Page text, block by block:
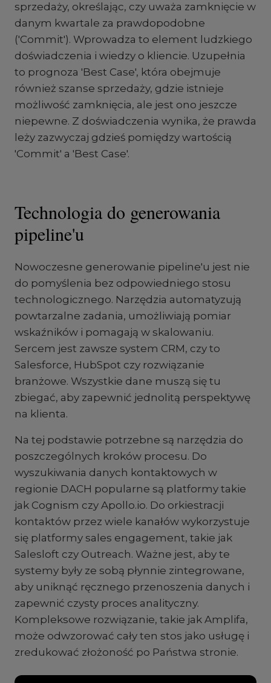
sprzedaży, określając, czy uważa zamknięcie w
danym kwartale za prawdopodobne
('Commit'). Wprowadza to element ludzkiego
doświadczenia i wiedzy o kliencie. Uzupełnia
to prognoza 'Best Case', która obejmuje
również szanse sprzedaży, gdzie istnieje
możliwość zamknięcia, ale jest ono jeszcze
niepewne. Z doświadczenia wynika, że prawda
leży zazwyczaj gdzieś pomiędzy wartością
'Commit' a 'Best Case'.
Technologia do generowania
pipeline'u
Nowoczesne generowanie pipeline'u jest nie
do pomyślenia bez odpowiedniego stosu
technologicznego. Narzędzia automatyzują
powtarzalne zadania, umożliwiają pomiar
wskaźników i pomagają w skalowaniu.
Sercem jest zawsze system CRM, czy to
Salesforce, HubSpot czy rozwiązanie
branżowe. Wszystkie dane muszą się tu
zbiegać, aby zapewnić jednolitą perspektywę
na klienta.
Na tej podstawie potrzebne są narzędzia do
poszczególnych kroków procesu. Do
wyszukiwania danych kontaktowych w
regionie DACH popularne są platformy takie
jak Cognism czy Apollo.io. Do orkiestracji
kontaktów przez wiele kanałów wykorzystuje
się platformy sales engagement, takie jak
Salesloft czy Outreach. Ważne jest, aby te
systemy były ze sobą płynnie zintegrowane,
aby uniknąć ręcznego przenoszenia danych i
zapewnić czysty proces analityczny.
Kompleksowe rozwiązanie, takie jak Amplifa,
może odwzorować cały ten stos jako usługę i
zredukować złożoność po Państwa stronie.